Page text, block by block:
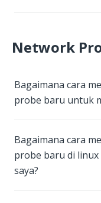
Network
Bagaimana cara
probe baru untuk
Bagaimana cara
probe baru di
saya?